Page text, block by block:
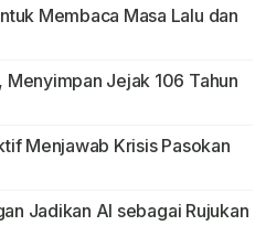
Membaca Masa Lalu dan
Menyimpan Jejak 106 Tahun
Menjawab Krisis Pasokan
Jadikan AI sebagai Rujukan